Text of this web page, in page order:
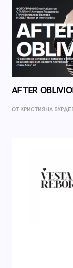
AFTER
ОТ КРИСТИЯНА